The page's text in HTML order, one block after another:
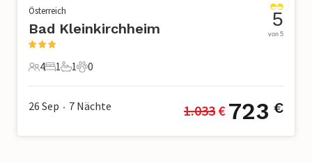
Österreich
Bad Kleinkirchheim
4 Gäste
4
1 Schlafzimmer
1
1 Badezimmer
1
0 Haustiere
0
5
von 5
26 Sep • 7 Nächte 1.033 € 723 €